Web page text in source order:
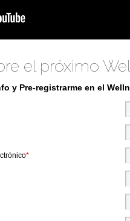
el próximo
y Pre-registrarme en el
*